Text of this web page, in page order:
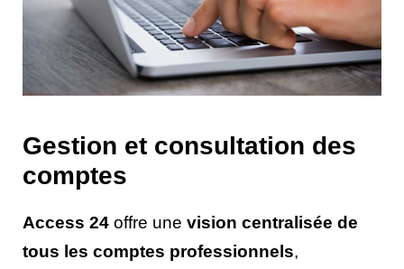
Gestion et consultation des
comptes
Access 24 offre une vision centralisée de
tous les comptes professionnels,